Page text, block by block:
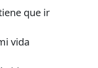
que ir
vida